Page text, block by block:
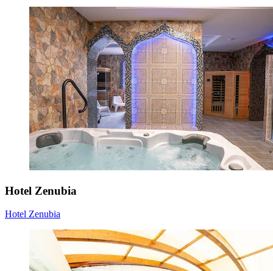
Hotel Zenubia
Hotel Zenubia